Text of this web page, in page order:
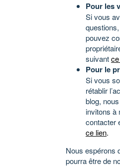
Pour les
Si vous
pouvez
suivant
Pour le
Si vous
rétablir
blog,
invitons à
contacter
ce lien.
Nous espérons
pourra être de